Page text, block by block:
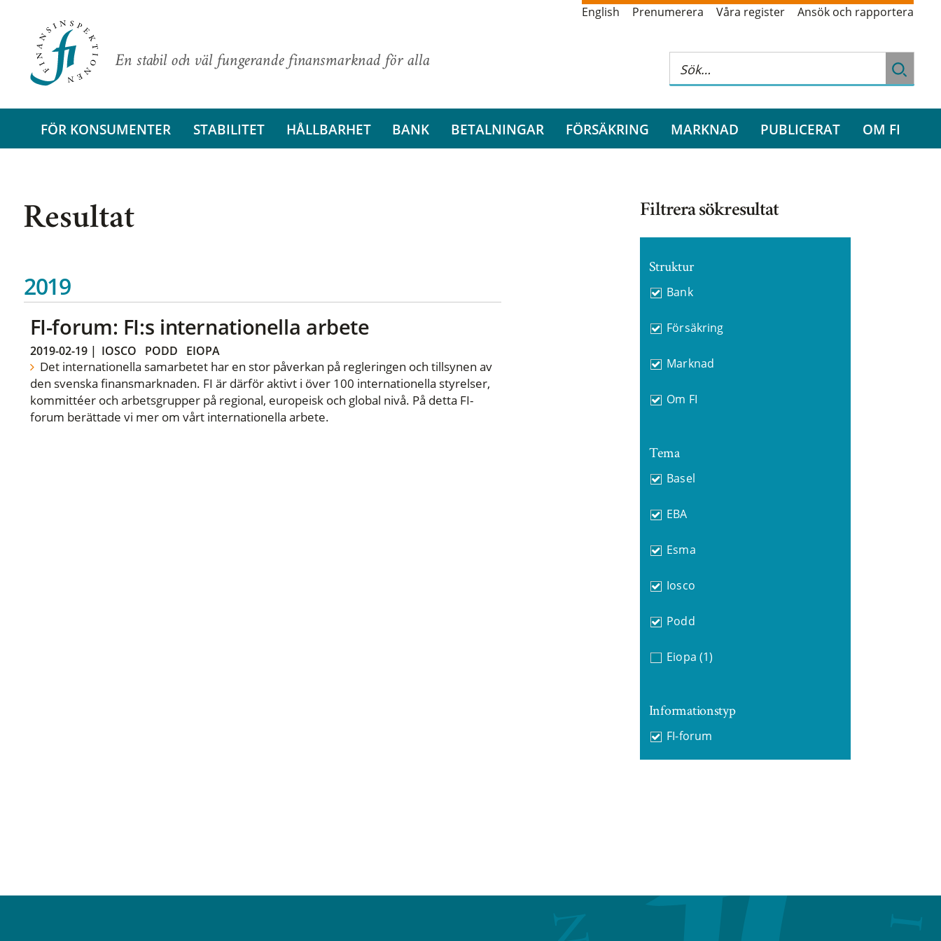
En stabil och väl fungerande finansmarknad för alla
English Prenumerera Våra register Ansök och rapportera
FÖR KONSUMENTER STABILITET HÅLLBARHET BANK BETALNINGAR FÖRSÄKRING MARKNAD PUBLICERAT OM FI
Resultat
2019
FI-forum: FI:s internationella arbete
2019-02-19| IOSCO PODD EIOPA
Det internationella samarbetet har en stor påverkan på regleringen och tillsynen av
den svenska finansmarknaden. FI är därför aktivt i över 100 internationella styrelser,
kommittéer och arbetsgrupper på regional, europeisk och global nivå. På detta FI-
forum berättade vi mer om vårt internationella arbete.
Filtrera sökresultat
Struktur
Bank
Försäkring
Marknad
Om FI
Tema
Basel
EBA
Esma
Iosco
Podd
Eiopa (1)
Informationstyp
FI-forum